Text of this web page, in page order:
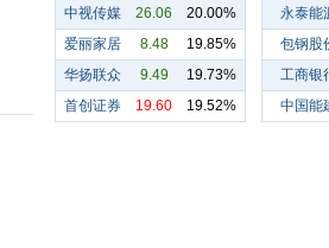
中视传媒
26.06
20.00%
爱丽家居
8.48
19.85%
华扬联众
9.49
19.73%
首创证券
19.60 19.52%
永泰能
包钢股
工商银
中国能